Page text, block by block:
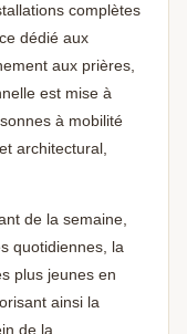
complètes
dédié aux
aux prières,
est mise à
à mobilité
architectural,
de la semaine,
quotidiennes, la
plus jeunes en
ainsi la
de la